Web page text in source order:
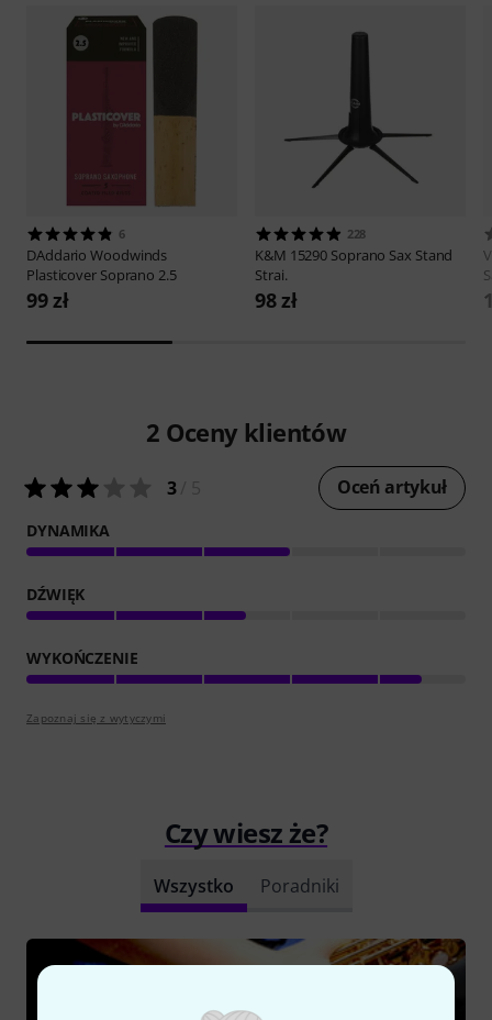
6
DAddario Woodwinds
Plasticover Soprano 2.5
99 zł
228
K&M 15290 Soprano Sax Stand
Strai.
98 zł
2 Oceny klientów
3/ 5 Oceń artykuł
DYNAMIKA
DŹWIĘK
WYKOŃCZENIE
Zapoznaj się z wytyczymi
Czy wiesz że?
Wszystko Poradniki